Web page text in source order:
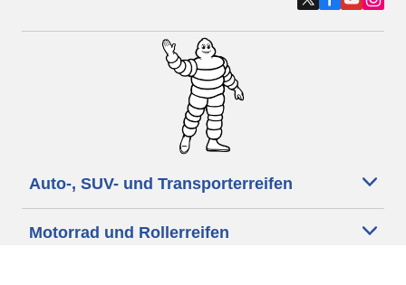
Auto-, SUV- und Transporterreifen
Motorrad und Rollerreifen